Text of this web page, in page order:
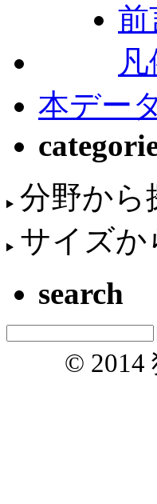
前
凡
本デー
分野から
サイズか
search
© 2014